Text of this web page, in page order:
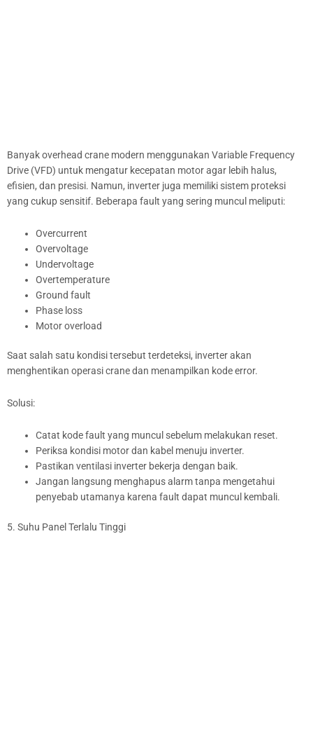
Banyak overhead crane modern menggunakan Variable Frequency
Drive (VFD) untuk mengatur kecepatan motor agar lebih halus,
efisien, dan presisi. Namun, inverter juga memiliki sistem proteksi
yang cukup sensitif. Beberapa fault yang sering muncul meliputi:
Overcurrent
Overvoltage
Undervoltage
Overtemperature
Ground fault
Phase loss
Motor overload
Saat salah satu kondisi tersebut terdeteksi, inverter akan
menghentikan operasi crane dan menampilkan kode error.
Solusi:
Catat kode fault yang muncul sebelum melakukan reset.
Periksa kondisi motor dan kabel menuju inverter.
Pastikan ventilasi inverter bekerja dengan baik.
Jangan langsung menghapus alarm tanpa mengetahui
penyebab utamanya karena fault dapat muncul kembali.
5. Suhu Panel Terlalu Tinggi